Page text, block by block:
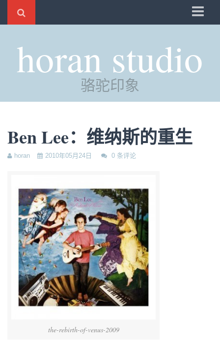
时光
评分
管理
horan studio
骆驼印象
Ben Lee：维纳斯的重生
horan 2010年05月24日 0 条评论
the-rebirth-of-venus-2009